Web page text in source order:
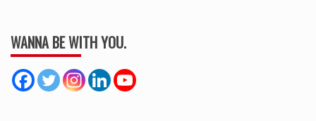
WANNA BE WITH YOU.